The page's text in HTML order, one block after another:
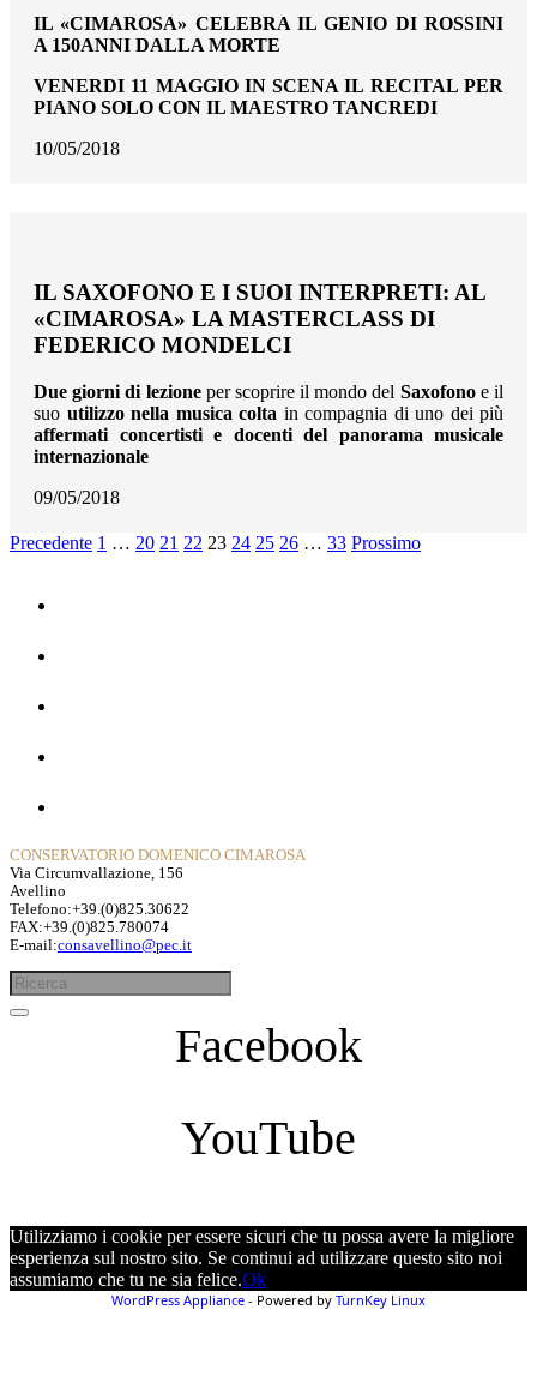
IL «CIMAROSA» CELEBRA IL GENIO DI ROSSINI
A 150ANNI DALLA MORTE
VENERDI 11 MAGGIO IN SCENA IL RECITAL PER
PIANO SOLO CON IL MAESTRO TANCREDI
10/05/2018
IL SAXOFONO E I SUOI INTERPRETI: AL
«CIMAROSA» LA MASTERCLASS DI
FEDERICO MONDELCI
Due giorni di lezioneper scoprire il mondo del Saxofonoe il
suo utilizzo nella musica colta in compagnia di uno dei più
affermati concertisti e docenti del panorama musicale
internazionale
09/05/2018
Precedente 1 … 20 21 22 23 24 25 26 … 33 Prossimo
CONSERVATORIO DOMENICO CIMAROSA
Via Circumvallazione, 156
Avellino
Telefono:+39.(0)825.30622
FAX:+39.(0)825.780074
E-mail:consavellino@pec.it
Facebook
YouTube
Utilizziamo i cookie per essere sicuri che tu possa avere la migliore
esperienza sul nostro sito. Se continui ad utilizzare questo sito noi
assumiamo che tu ne sia felice.Ok
WordPress Appliance - Powered by TurnKey Linux